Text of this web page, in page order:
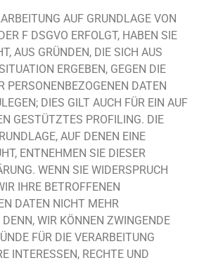
AUF GRUNDLAGE VON
F DSGVO ERFOLGT, HABEN SIE
AUS GRÜNDEN, DIE SICH AUS
ERGEBEN, GEGEN DIE
PERSONENBEZOGENEN DATEN
DIES GILT AUCH FÜR EIN AUF
GESTÜTZTES PROFILING. DIE
AUF DENEN EINE
ENTNEHMEN SIE DIESER
WENN SIE WIDERSPRUCH
IHRE BETROFFENEN
DATEN NICHT MEHR
WIR KÖNNEN ZWINGENDE
FÜR DIE VERARBEITUNG
INTERESSEN, RECHTE UND